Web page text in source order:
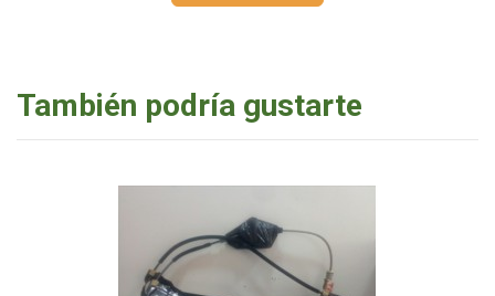
También podría gustarte